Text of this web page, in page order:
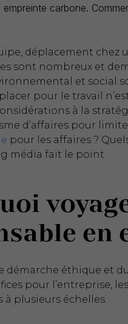
empreinte carbone.
déplacement
sont nombreux et
et social
pour le travail
à la
d’affaires pour
pour les affaires ?
média fait le point.
en
démarche éthique et
pour l’entreprise,
plusieurs échelles.